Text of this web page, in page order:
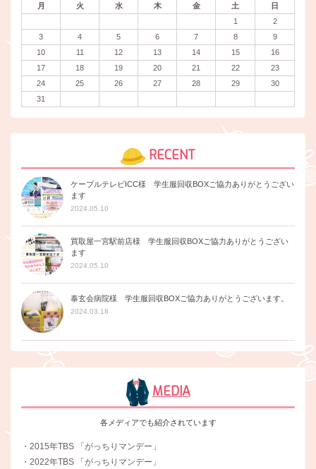
月 火 水 木 金 土
日
1
2
3
4 5 6 7 8
9
10
11 12 13 14 15
16
17
18 19 20 21 22
23
24
25 26 27 28 29
30
31
RECENT
ケーブルテレビICC様 学生服回収BOXご協力ありがとうござい
ます
2024.05.10
買取屋一宮駅前店様 学生服回収BOXご協力ありがとうござい
ます
2024.05.10
泰玄会病院様 学生服回収BOXご協力ありがとうございます。
2024.03.18
MEDIA
各メディアでも紹介されています
・2015年TBS 「がっちりマンデー」
・2022年TBS 「がっちりマンデー」